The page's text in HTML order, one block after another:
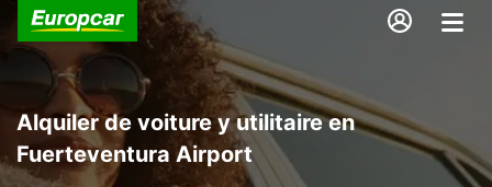
Alquiler de voiture y utilitaire en
Fuerteventura Airport